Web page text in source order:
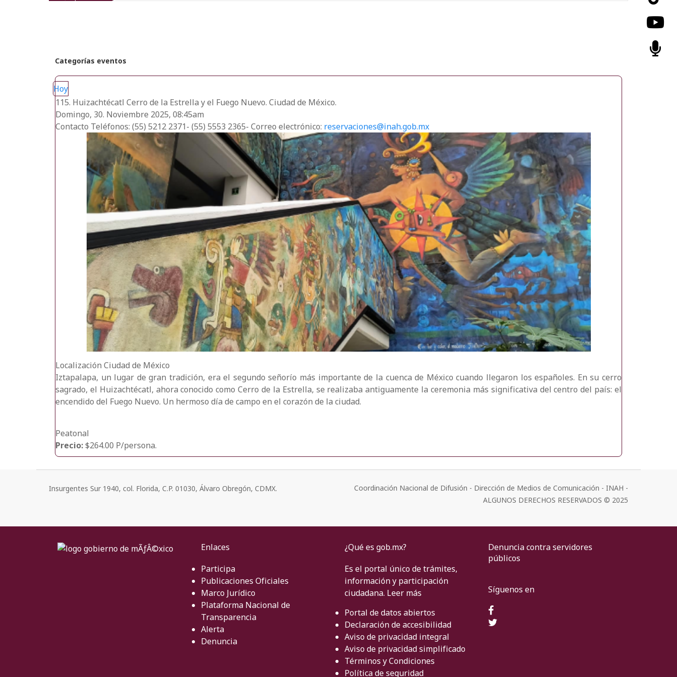
recientes
Categorías eventos
Hoy
115. Huizachtécatl Cerro de la Estrella y el Fuego Nuevo. Ciudad de México.
Domingo, 30. Noviembre 2025, 08:45am
Contacto Teléfonos: (55) 5212 2371- (55) 5553 2365- Correo electrónico: reservaciones@inah.gob.mx
Localización Ciudad de México
Iztapalapa, un lugar de gran tradición, era el segundo señorío más importante de la cuenca de México cuando llegaron los españoles. En su cerro
sagrado, el Huizachtécatl, ahora conocido como Cerro de la Estrella, se realizaba antiguamente la ceremonia más significativa del centro del país: el
encendido del Fuego Nuevo. Un hermoso día de campo en el corazón de la ciudad.
Peatonal
Precio:$264.00 P/persona.
Insurgentes Sur 1940, col. Florida, C.P. 01030, Álvaro Obregón, CDMX.
Coordinación Nacional de Difusión - Dirección de Medios de Comunicación - INAH -
ALGUNOS DERECHOS RESERVADOS © 2025
Enlaces
Participa
Publicaciones Oficiales
Marco Jurídico
Plataforma Nacional de
Transparencia
Alerta
Denuncia
¿Qué es gob.mx?
Es el portal único de trámites,
información y participación
ciudadana. Leer más
Portal de datos abiertos
Declaración de accesibilidad
Aviso de privacidad integral
Aviso de privacidad simplificado
Términos y Condiciones
Política de seguridad
Denuncia contra servidores
públicos
Síguenos en